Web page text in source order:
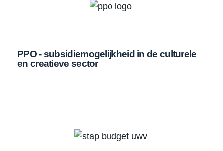
PPO - subsidiemogelijkheid in de culturele
en creatieve sector